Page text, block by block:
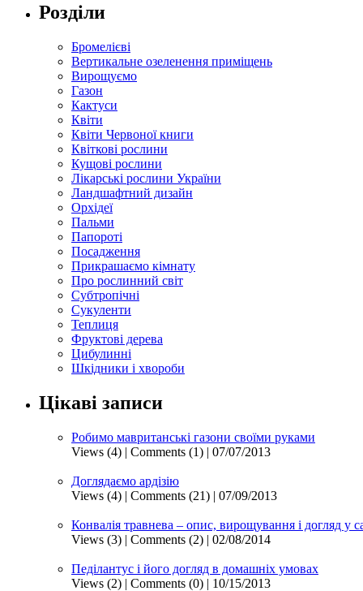
Розділи
Бромелієві
Вертикальне озеленення приміщень
Вирощуємо
Газон
Кактуси
Квіти
Квіти Червоної книги
Квіткові рослини
Кущові рослини
Лікарські рослини України
Ландшафтний дизайн
Орхідеї
Пальми
Папороті
Посадження
Прикрашаємо кімнату
Про рослинний світ
Субтропічні
Сукуленти
Теплиця
Фруктові дерева
Цибулинні
Шкідники і хвороби
Цікаві записи
Робимо мавританські газони своїми руками
Views (4) | Comments (1) | 07/07/2013
Доглядаємо ардізію
Views (4) | Comments (21) | 07/09/2013
Конвалія травнева – опис, вирощування і догляд у
Views (3) | Comments (2) | 02/08/2014
Педілантус і його догляд в домашніх умовах
Views (2) | Comments (0) | 10/15/2013